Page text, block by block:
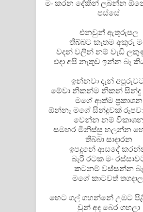
පෙළ
මං කරන දේකින් ලබන්න
පස්සේ
එනවුන් ඇතුරුපල
තිබ්බට කැතම අකුරු
වදන් වලින් නම් වැඩි
එදා අපි නැතුව ඉන්න බෑ
ඉන්නවා දැන්
මේවා නිකන්ම නිකන් සින්දු
මගේ ආත්ම ප්‍රකාශන
ඕන්නෑ මගේ සින්දුවක්
වෙන්න නම් විකාශන
සමහර මිනිස්සු හලන්න
තිබ්බා සාදාරන
ඉපදුනේ ආසදේ
බැරි රටක මං
කටනම් වස්සන්න බැ
මගේ කාටවත්
හෙට ගල් ගහන්නේ උඹට
වුන් අද බෙර ගහලා